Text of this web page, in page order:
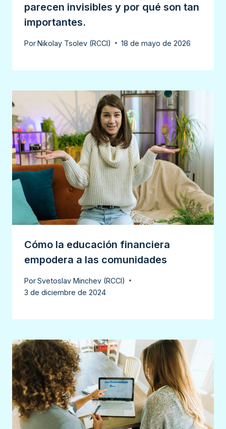
parecen invisibles y por qué son tan
importantes.
PorNikolay Tsolev (RCCI) 18 de mayo de 2026
Cómo la educación financiera
empodera a las comunidades
PorSvetoslav Minchev (RCCI)
3 de diciembre de 2024